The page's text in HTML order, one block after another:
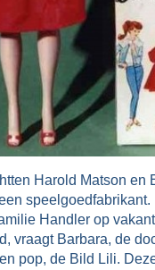
Harold Matson en
speelgoedfabrikant.
Handler op
vraagt Barbara, de
pop, de Bild Lili.